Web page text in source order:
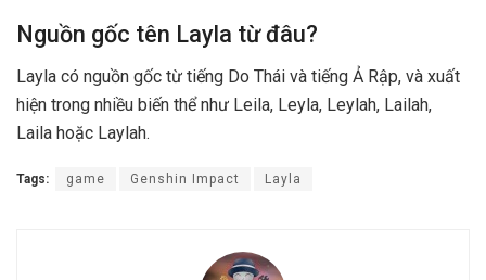
Nguồn gốc tên Layla từ đâu?
Layla có nguồn gốc từ tiếng Do Thái và tiếng Ả Rập, và xuất
hiện trong nhiều biến thể như Leila, Leyla, Leylah, Lailah,
Laila hoặc Laylah.
Tags: game Genshin Impact Layla